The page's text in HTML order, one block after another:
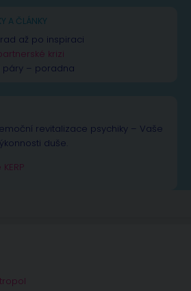
A ČLÁNKY
až po inspiraci
krizi
páry – poradna
revitalizace psychiky – Vaše
duše.